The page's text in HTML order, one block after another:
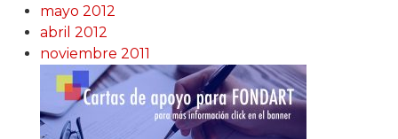
mayo 2012
abril 2012
noviembre 2011